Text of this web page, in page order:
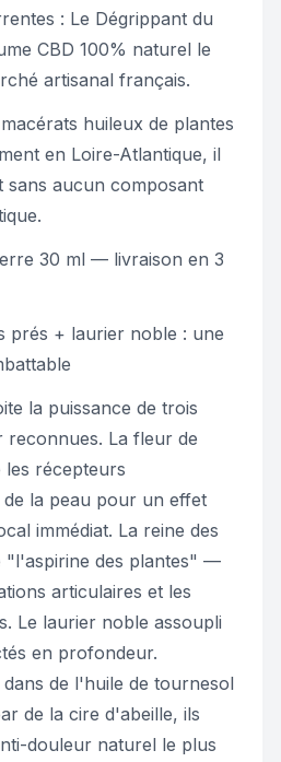
: Le Dégrippant du
CBD 100% naturel le
artisanal français.
huileux de plantes
en Loire-Atlantique, il
sans aucun composant
30 ml — livraison en 3
prés + laurier noble : une
la puissance de trois
reconnues. La fleur de
les récepteurs
la peau pour un effet
immédiat. La reine des
des plantes" —
articulaires et les
Le laurier noble assoupli
en profondeur.
de l'huile de tournesol
de la cire d'abeille, ils
douleur naturel le plus